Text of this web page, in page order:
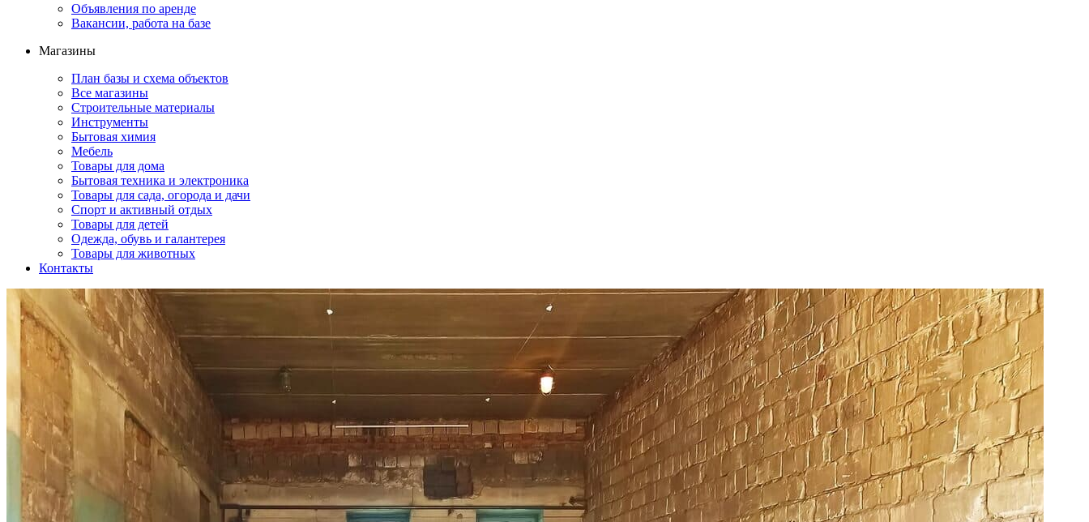
Объявления по аренде
Вакансии, работа на базе
Магазины
План базы и схема объектов
Все магазины
Строительные материалы
Инструменты
Бытовая химия
Мебель
Товары для дома
Бытовая техника и электроника
Товары для сада, огорода и дачи
Спорт и активный отдых
Товары для детей
Одежда, обувь и галантерея
Товары для животных
Контакты